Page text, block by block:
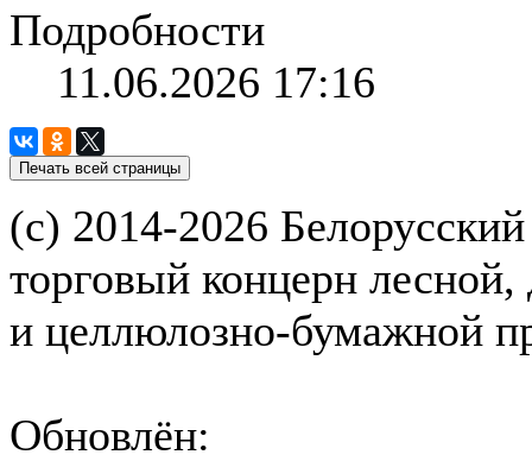
Подробности
11.06.2026 17:16
(с) 2014-2026
торговый концерн
и целлюлозно-бумажной
Обновлён: